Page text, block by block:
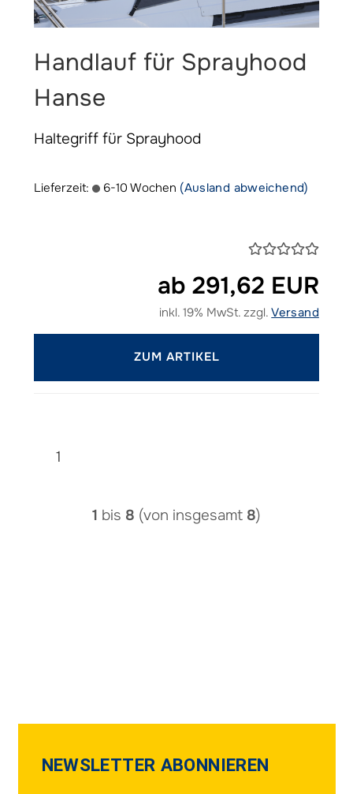
Handlauf für Sprayhood
Hanse
Haltegriff für Sprayhood
Lieferzeit: 6-10 Wochen (Ausland abweichend)
ab 291,62 EUR
inkl. 19% MwSt. zzgl.Versand
ZUM ARTIKEL
1
1 bis 8 (von insgesamt 8)
NEWSLETTER ABONNIEREN